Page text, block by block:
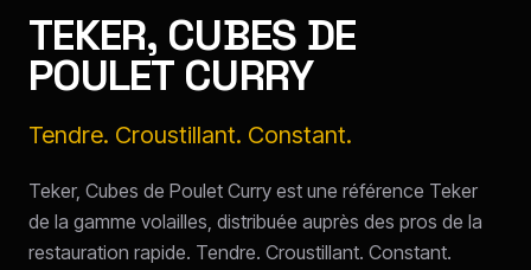
TEKER, CUBES DE
POULET CURRY
Tendre. Croustillant. Constant.
Teker, Cubes de Poulet Curry est une référence Teker
de la gamme volailles, distribuée auprès des pros de la
restauration rapide. Tendre. Croustillant. Constant.